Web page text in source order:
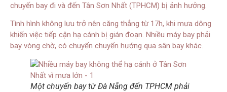
chuyến bay đi và đến Tân Sơn Nhất (TPHCM) bị ảnh hưởng.
Tình hình không lưu trở nên căng thẳng từ 17h, khi mưa dông
khiến việc tiếp cận hạ cánh bị gián đoạn. Nhiều máy bay phải
bay vòng chờ, có chuyến chuyển hướng qua sân bay khác.
Một chuyến bay từ Đà Nẵng đến TPHCM phải